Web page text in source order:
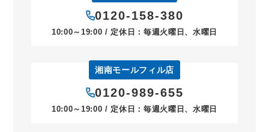
0120-158-380
10:00～19:00 / 定休日：毎週火曜日、水曜日
湘南モールフィル店
0120-989-655
10:00～19:00 / 定休日：毎週火曜日、水曜日